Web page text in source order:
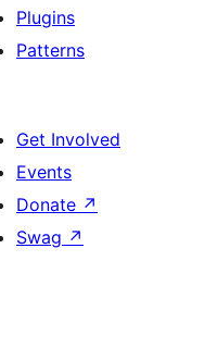
Plugins
Patterns
Get Involved
Events
Donate ↗
Swag ↗